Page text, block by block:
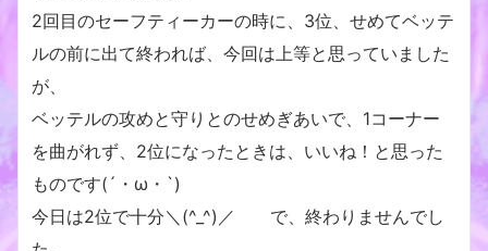
2回目のセーフティーカーの時に、3位、せめてベッテ
ルの前に出て終われば、今回は上等と思っていました
が、
ベッテルの攻めと守りとのせめぎあいで、1コーナー
を曲がれず、2位になったときは、いいね！と思った
ものです(´・ω・`)
今日は2位で十分＼(^_^)／ で、終わりませんでし